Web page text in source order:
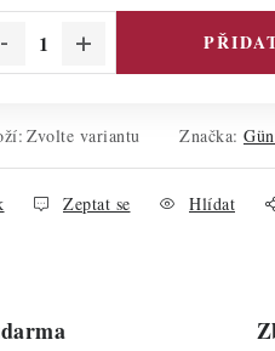
Zvolte variantu Značka:
Zeptat se Hlídat